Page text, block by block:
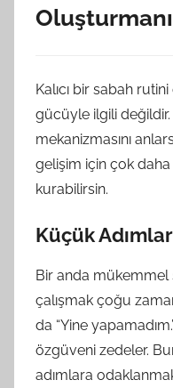
Kalıcı bir sabah
gücüyle ilgili değildir.
mekanizmasını
gelişim için çok
kurabilirsin.
Küçük
Bir anda
çalışmak çoğu
da “Yine
özgüveni zedeler.
adımlara